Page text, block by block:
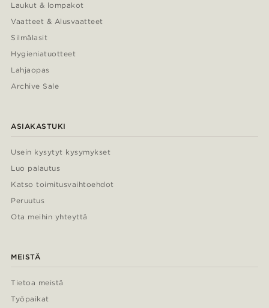
Laukut & lompakot
Vaatteet & Alusvaatteet
Silmälasit
Hygieniatuotteet
Lahjaopas
Archive Sale
ASIAKASTUKI
Usein kysytyt kysymykset
Luo palautus
Katso toimitusvaihtoehdot
Peruutus
Ota meihin yhteyttä
MEISTÄ
Tietoa meistä
Työpaikat